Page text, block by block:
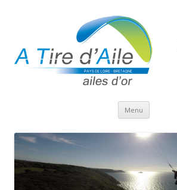
Menu Aller
contenu